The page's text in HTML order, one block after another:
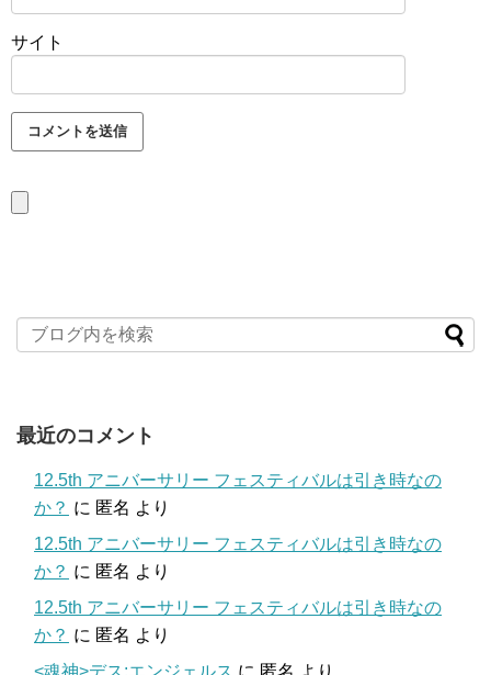
サイト
最近のコメント
12.5th アニバーサリー フェスティバルは引き時なの
か？ に 匿名 より
12.5th アニバーサリー フェスティバルは引き時なの
か？ に 匿名 より
12.5th アニバーサリー フェスティバルは引き時なの
か？ に 匿名 より
<魂神>デス:エンジェルス に 匿名 より